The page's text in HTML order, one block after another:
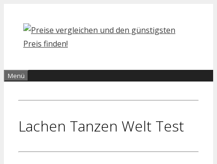
Inhalt
springen
Menü
Lachen Tanzen Welt Test